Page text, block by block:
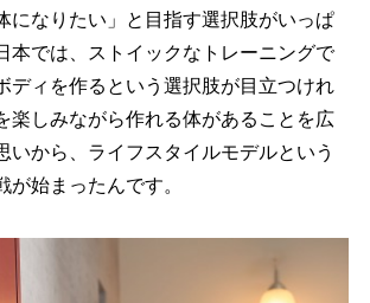
になりたい」と目指す選択肢がいっぱ
本では、ストイックなトレーニングで
ディを作るという選択肢が目立つけれ
楽しみながら作れる体があることを広
いから、ライフスタイルモデルという
が始まったんです。